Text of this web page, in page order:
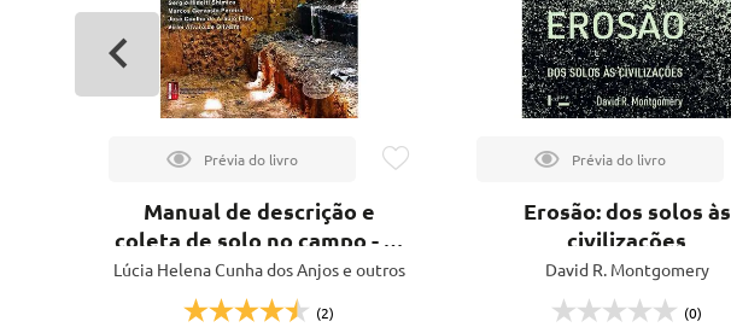
Manual de descrição e
coleta de solo no campo - 8ª
ed.
Lúcia Helena Cunha dos Anjos e outros
(2)
Erosão: dos solos às
civilizações
David R. Montgomery
(0)